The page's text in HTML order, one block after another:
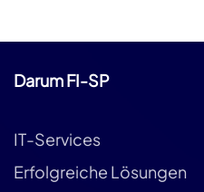
Darum FI-SP
IT-Services
Erfolgreiche Lösungen